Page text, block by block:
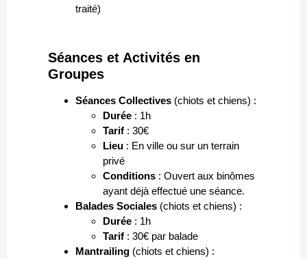
traité)
Séances et Activités en
Groupes
Séances Collectives (chiots et chiens) :
Durée : 1h
Tarif : 30€
Lieu : En ville ou sur un terrain
privé
Conditions : Ouvert aux binômes
ayant déjà effectué une séance.
Balades Sociales (chiots et chiens) :
Durée : 1h
Tarif : 30€ par balade
Mantrailing (chiots et chiens) :